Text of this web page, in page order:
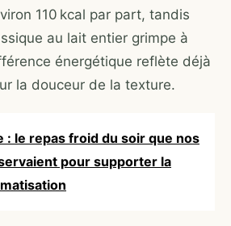
110 kcal par part, tandis
au lait entier grimpe à
énergétique reflète déjà
la douceur de la texture.
: le repas froid du soir que nos
pour supporter la